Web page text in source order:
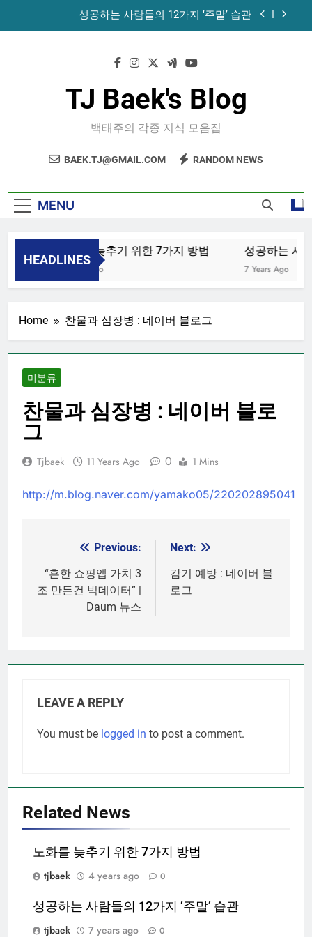
성공하는 사람들의 12가지 ‘주말’ 습관
노화를 늦추기 위한 7가지 방법
성공하는 사람들의 12가지 ‘주말’ 습관
공목에 먹는 마늘과 꿀의 놀라운 효능 – 건강을 위
TJ Baek's Blog
백태주의 각종 지식 모음집
BAEK.TJ@GMAIL.COM RANDOM NEWS
MENU
HEADLINES
노화를 늦추기 위한 7가지 방법
4 Years Ago
성공하는 사
7 Years Ago
Home 찬물과 심장병 : 네이버 블로그
미분류
찬물과 심장병 : 네이버 블로
그
Tjbaek 11 Years Ago 0 1 Mins
http://m.blog.naver.com/yamako05/220202895041
navigation
Previous:
“흔한 쇼핑앱 가치 3
조 만든건 빅데이터” |
Daum 뉴스
Next:
감기 예방 : 네이버 블
로그
LEAVE A REPLY
You must be logged in to post a comment.
Related News
노화를 늦추기 위한 7가지 방법
tjbaek
4 years ago 0
성공하는 사람들의 12가지 ‘주말’ 습관
tjbaek
7 years ago 0